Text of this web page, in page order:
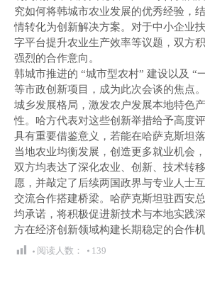
究如何将韩城市农业发展的优秀经验，
情转化为创新解决方案。对于中小企业
字平台提升农业生产效率等议题，双方
强烈的合作意向。
韩城市推进的 “城市型农村” 建设以及 “
等市政创新项目，成为此次会谈的焦点
城乡发展格局，激发农户发展本地特色
性。哈方代表对这些创新举措给予高度
具有重要借鉴意义，若能在哈萨克斯坦
当地农业均衡发展，创造更多就业机会
双方均表达了深化农业、创新、技术转
愿，并敲定了后续两国政界与专业人士
交流合作搭建桥梁。哈萨克斯坦驻西安
均承诺，将积极促进新技术与本地实践
方在经济创新领域构建长期稳定的合作机
阅读人数： 139